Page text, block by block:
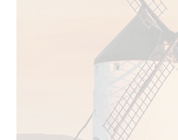
Nach einigen
Degustationen war es
Macán-Weine wurden
Angelehnt an die
finessenreicher Erstwein
werden sortenrein aus
Fässern aus extra-